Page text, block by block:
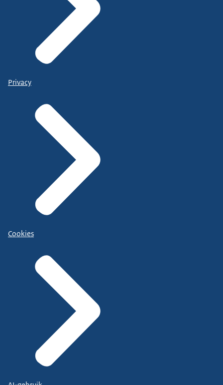
Privacy
Cookies